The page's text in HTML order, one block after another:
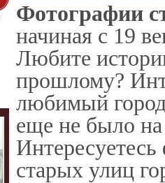
Фотографии
начиная с 19
Любите
прошлому?
любимый
еще не было на
Интересуетесь
старых улиц